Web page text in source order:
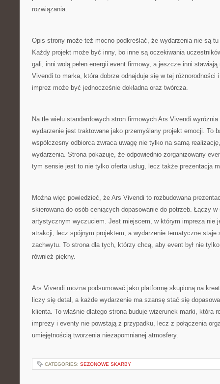
rozwiązania.
Opis strony może też mocno podkreślać, że wydarzenia nie są
Każdy projekt może być inny, bo inne są oczekiwania
gali, inni wolą pełen energii event firmowy, a jeszcze inni
Vivendi to marka, która dobrze odnajduje się w tej różnorodności
imprez może być jednocześnie dokładna oraz twórcza.
Na tle wielu standardowych stron firmowych Ars Vivendi
wydarzenie jest traktowane jako przemyślany projekt emocji. To
współczesny odbiorca zwraca uwagę nie tylko na samą
wydarzenia. Strona pokazuje, że odpowiednio zorganizowany
tym sensie jest to nie tylko oferta usług, lecz także prezentacja
Można więc powiedzieć, że Ars Vivendi to rozbudowana
skierowana do osób ceniących dopasowanie do potrzeb. Łączy
artystycznym wyczuciem. Jest miejscem, w którym impreza nie
atrakcji, lecz spójnym projektem, a wydarzenie tematyczne staje
zachwytu. To strona dla tych, którzy chcą, aby event był nie
również piękny.
Ars Vivendi można podsumować jako platformę skupioną na
liczy się detal, a każde wydarzenie ma szansę stać się
klienta. To właśnie dlatego strona buduje wizerunek marki, która
imprezy i eventy nie powstają z przypadku, lecz z połączenia
umiejętnością tworzenia niezapomnianej atmosfery.
CATEGORIES: SEZONOWE SKARBY